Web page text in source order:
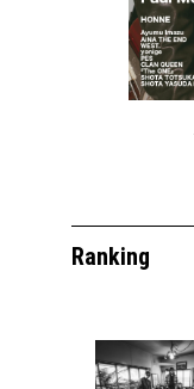
Ranking